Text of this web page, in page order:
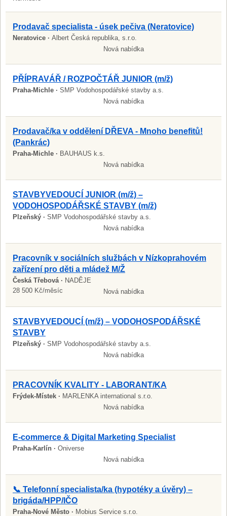
Prodavač specialista - úsek pečiva (Neratovice)
Neratovice · Albert Česká republika, s.r.o.
Nová nabídka
PŘÍPRAVÁŘ / ROZPOČTÁŘ JUNIOR (m/ž)
Praha-Michle · SMP Vodohospodářské stavby a.s.
Nová nabídka
Prodavač/ka v oddělení DŘEVA - Mnoho benefitů!
(Pankrác)
Praha-Michle · BAUHAUS k.s.
Nová nabídka
STAVBYVEDOUCÍ JUNIOR (m/ž) –
VODOHOSPODÁŘSKÉ STAVBY (m/ž)
Plzeňský · SMP Vodohospodářské stavby a.s.
Nová nabídka
Pracovník v sociálních službách v Nízkoprahovém
zařízení pro děti a mládež M/Ž
Česká Třebová · NADĚJE
28 500 Kč/měsíc
Nová nabídka
STAVBYVEDOUCÍ (m/ž) – VODOHOSPODÁŘSKÉ
STAVBY
Plzeňský · SMP Vodohospodářské stavby a.s.
Nová nabídka
PRACOVNÍK KVALITY - LABORANT/KA
Frýdek-Místek · MARLENKA international s.r.o.
Nová nabídka
E-commerce & Digital Marketing Specialist
Praha-Karlín · Oniverse
Nová nabídka
📞 Telefonní specialista/ka (hypotéky a úvěry) –
brigáda/HPP/IČO
Praha-Nové Město · Mobius Service s.r.o.